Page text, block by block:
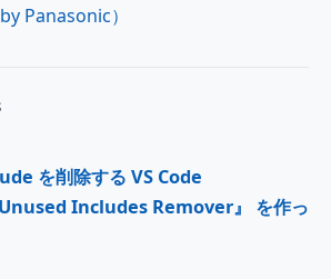
Panasonic）
を削除する VS Code
Includes Remover』 を作っ